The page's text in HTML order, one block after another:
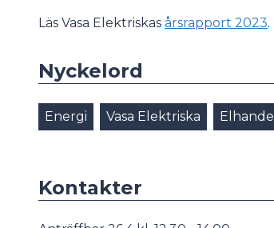
Läs Vasa Elektriskas årsrapport 2023.
Nyckelord
Energi Vasa Elektriska Elhandel
Kontakter